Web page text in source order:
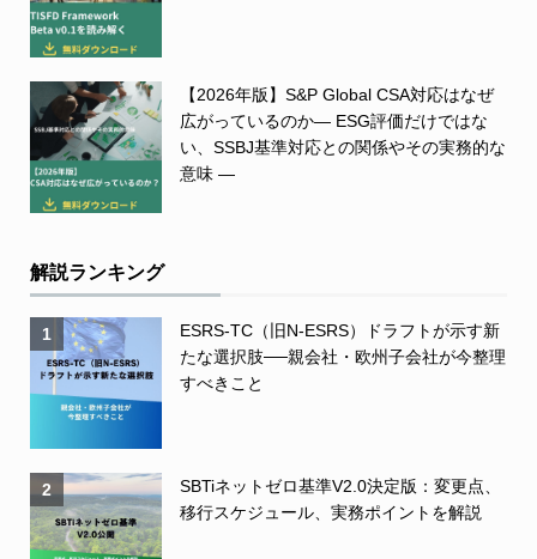
【2026年版】S&P Global CSA対応はなぜ
広がっているのか― ESG評価だけではな
い、SSBJ基準対応との関係やその実務的な
意味 ―
解説ランキング
1
ESRS-TC（旧N-ESRS）ドラフトが示す新
たな選択肢──親会社・欧州子会社が今整理
すべきこと
2
SBTiネットゼロ基準V2.0決定版：変更点、
移行スケジュール、実務ポイントを解説